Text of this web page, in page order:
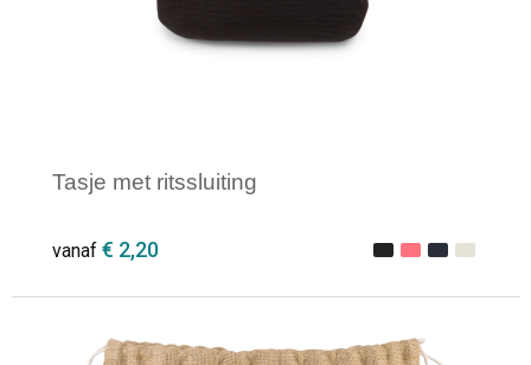
Tasje met ritssluiting
vanaf € 2,20